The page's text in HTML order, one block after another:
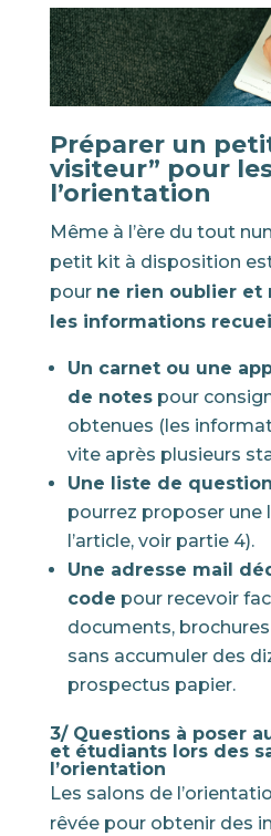
Préparer un
visiteur” pour
l’orientation
Même à l’ère du tout
petit kit à disposition
pour ne rien oublier et
les informations
Un carnet ou une
de notespour
obtenues (les
vite après plusieurs
Une liste de
pourrez proposer une
l’article, voir partie 4).
Une adresse mail
code pour recevoir
documents,
sans accumuler des
prospectus papier.
3/ Questions à poser
et étudiants lors des
l’orientation
Les salons de
rêvée pour obtenir des